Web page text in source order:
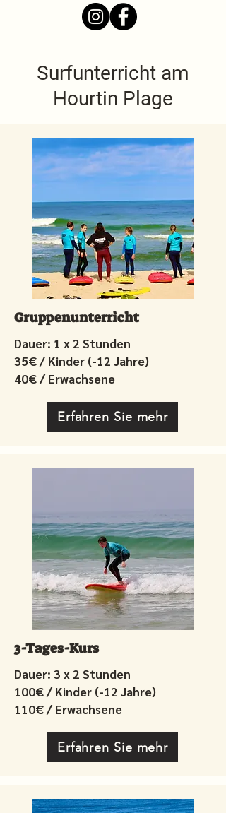
Surfunterricht am
Hourtin Plage
Gruppenunterricht
Dauer: 1 x 2 Stunden
35€ / Kinder (-12 Jahre)
40€ / Erwachsene
Erfahren Sie mehr
3-Tages-Kurs
Dauer: 3 x 2 Stunden
100€ / Kinder (-12 Jahre)
110€ / Erwachsene
Erfahren Sie mehr